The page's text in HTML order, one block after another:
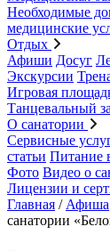
Необходимые
медицинские
Отдых
Афиши Досуг
Экскурсии
Игровая
Танцевальный
О санатории
Сервисные
статьи Питание
Фото Видео о
Лицензии и
Главная / Афиша
санатории